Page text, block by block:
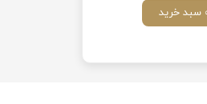
سبد خرید